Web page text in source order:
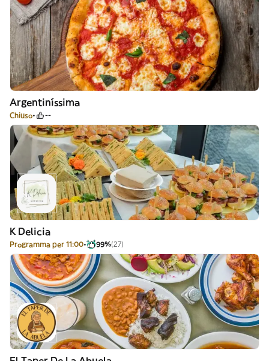
Argentiníssima
Chiuso --
K Delicia
Programma per 11:00 99%(27)